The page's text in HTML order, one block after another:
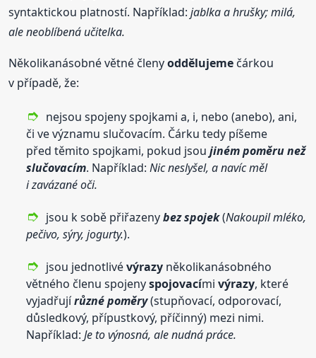
syntaktickou platností. Například:jablka a hrušky; milá,
ale neoblíbená učitelka.
Několikanásobné větné členyoddělujeme čárkou
v případě, že:
nejsou spojeny spojkami a, i, nebo (anebo), ani,
či ve významu slučovacím. Čárku tedy píšeme
před těmito spojkami, pokud jsoujiném poměru než
slučovacím. Například:Nic neslyšel, a navíc měl
i zavázané oči.
jsou k sobě přiřazenybez spojek(Nakoupil mléko,
pečivo, sýry, jogurty.).
jsou jednotlivévýrazy několikanásobného
větného členu spojenyspojovacímivýrazy, které
vyjadřujírůzné poměry(stupňovací, odporovací,
důsledkový, přípustkový, příčinný) mezi nimi.
Například: Je to výnosná, ale nudná práce.